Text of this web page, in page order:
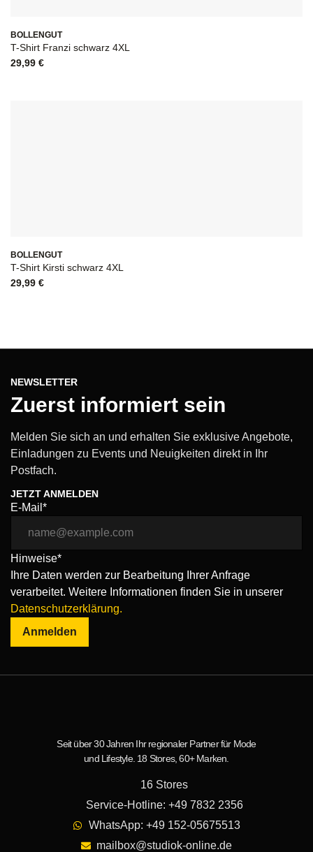
BOLLENGUT
T-Shirt Franzi schwarz 4XL
29,99 €
BOLLENGUT
T-Shirt Kirsti schwarz 4XL
29,99 €
NEWSLETTER
Zuerst informiert sein
Melden Sie sich an und erhalten Sie exklusive Angebote,
Einladungen zu Events und Neuigkeiten direkt in Ihr
Postfach.
JETZT ANMELDEN
E-Mail*
Hinweise*
Ihre Daten werden zur Bearbeitung Ihrer Anfrage
verarbeitet. Weitere Informationen finden Sie in unserer
Datenschutzerklärung.
Anmelden
Seit über 30 Jahren Ihr regionaler Partner für Mode
und Lifestyle. 18 Stores, 60+ Marken.
16 Stores
Service-Hotline: +49 7832 2356
WhatsApp: +49 152-05675513
mailbox@studiok-online.de